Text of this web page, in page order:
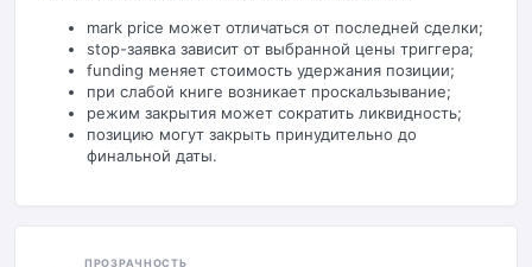
mark price может отличаться от последней сделки;
stop-заявка зависит от выбранной цены триггера;
funding меняет стоимость удержания позиции;
при слабой книге возникает проскальзывание;
режим закрытия может сократить ликвидность;
позицию могут закрыть принудительно до
финальной даты.
ПРОЗРАЧНОСТЬ